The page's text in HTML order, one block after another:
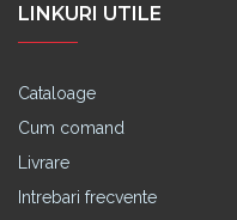
LINKURI UTILE
Cataloage
Cum comand
Livrare
Intrebari frecvente